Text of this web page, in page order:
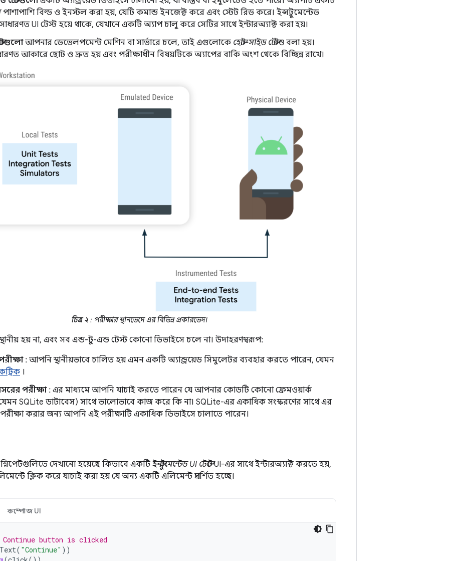
পাশাপাশি বিল্ড ও ইনস্টল করা হয়, যেটি কমান্ড ইনজেক্ট করে এবং স্টেট রিড করে। ইন্সট্রুমেন্টেড
UI টেস্ট হয়ে থাকে, যেখানে একটি অ্যাপ চালু করে সেটির সাথে ইন্টারঅ্যাক্ট করা হয়।
আপনার ডেভেলপমেন্ট মেশিন বা সার্ভারে চলে, তাই এগুলোকে হোস্ট-সাইড টেস্টও বলা হয়।
আকারে ছোট ও দ্রুত হয় এবং পরীক্ষাধীন বিষয়টিকে অ্যাপের বাকি অংশ থেকে বিচ্ছিন্ন রাখে।
চিত্র ২ : পরীক্ষার স্থানভেদে এর বিভিন্ন প্রকারভেদ।
হয় না, এবং সব এন্ড-টু-এন্ড টেস্ট কোনো ডিভাইসে চলে না। উদাহরণস্বরূপ:
: আপনি স্থানীয়ভাবে চালিত হয় এমন একটি অ্যান্ড্রয়েড সিমুলেটর ব্যবহার করতে পারেন, যেমন
।
পরীক্ষা: এর মাধ্যমে আপনি যাচাই করতে পারেন যে আপনার কোডটি কোনো ফ্রেমওয়ার্ক
SQLite ডাটাবেস) সাথে ভালোভাবে কাজ করে কি না। SQLite-এর একাধিক সংস্করণের সাথে এর
পরীক্ষা করার জন্য আপনি এই পরীক্ষাটি একাধিক ডিভাইসে চালাতে পারেন।
দেখানো হয়েছে কিভাবে একটিইনস্ট্রুমেন্টেড UI টেস্টেUI-এর সাথে ইন্টারঅ্যাক্ট করতে হয়,
ক্লিক করে যাচাই করা হয় যে অন্য একটি এলিমেন্ট প্রদর্শিত হচ্ছে।
কম্পোজ UI
Continue button is clicked
( "Continue" ))